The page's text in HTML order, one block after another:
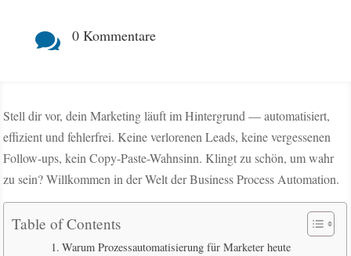
 0 Kommentare
Stell dir vor, dein Marketing läuft im Hintergrund — automatisiert,
effizient und fehlerfrei. Keine verlorenen Leads, keine vergessenen
Follow-ups, kein Copy-Paste-Wahnsinn. Klingt zu schön, um wahr
zu sein? Willkommen in der Welt der Business Process Automation.
Table of Contents
Warum Prozessautomatisierung für Marketer heute